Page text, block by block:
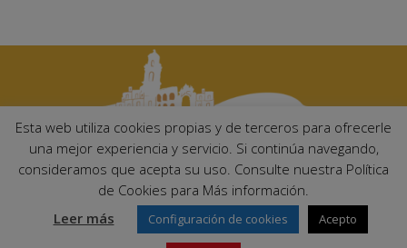
Ayuntamiento de Palma del Río. Plaza Mayor de Andalucía, 1 C.P:
14700 – Palma del Río (Córdoba)
Email:
ayuntamiento@palmadelrio.es
Teléfono: 957 71 02 44 | Fax: 957 64 47 39
Esta web utiliza cookies propias y de terceros para ofrecerle
una mejor experiencia y servicio. Si continúa navegando,
consideramos que acepta su uso. Consulte nuestra Política
de Cookies para Más información.
Leer más
Configuración de cookies Acepto